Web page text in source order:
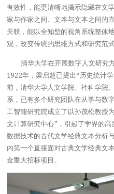
有效性，能更清晰地揭示隐藏在文
家与作家之间、文本与文本之间的
关联，能以全知型的视角系统整体
观，改变传统的思维方式和研究范式
清华大学在开展数字人文研究
1922年，梁启超已提出“历史统计
前，清华大学人文学院、社科学院
系，已有多个研究团队在从事与数
工智能研究院成立了以孙茂松教授
文计算研究中心”，引起了学界的
数据技术的古代文学经典文本分析
内第一个直接面对古典文学经典文
金重大招标项目。